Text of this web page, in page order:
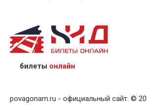
назвав кассиру 14-значный номер
предъявив удостоверение
кого оформлен билет.
билеты онлайн
povagonam.ru - официальный сайт. ©